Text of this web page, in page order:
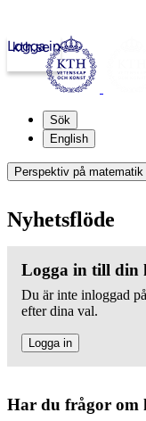
kth.se
Logga in
Sök
English
Perspektiv på matematik
Nyhetsflöde
Logga in till din
Du är inte inloggad
efter dina val.
Logga in
Har du frågor om